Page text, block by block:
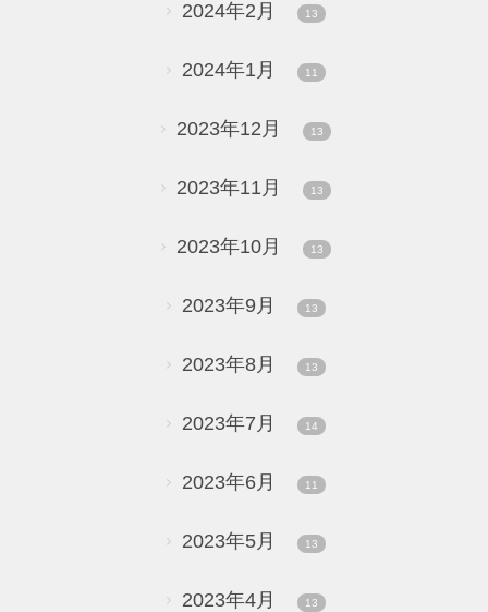
2024年2月 13
2024年1月 11
2023年12月 13
2023年11月 13
2023年10月 13
2023年9月 13
2023年8月 13
2023年7月 14
2023年6月 11
2023年5月 13
2023年4月 13